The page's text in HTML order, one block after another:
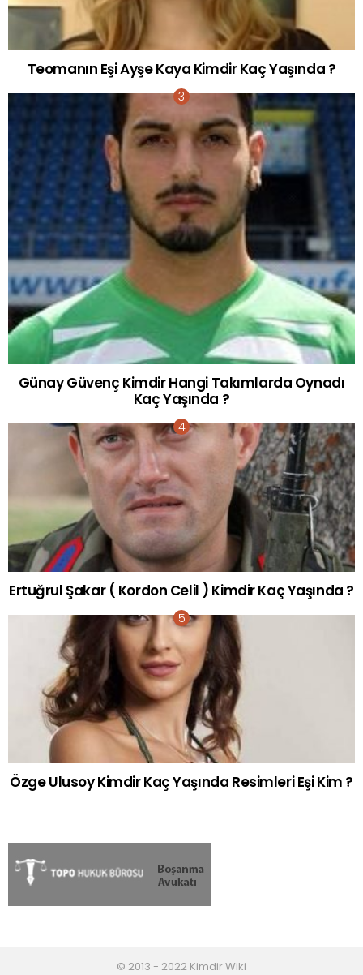
Teomanın Eşi Ayşe Kaya Kimdir Kaç Yaşında ?
Günay Güvenç Kimdir Hangi Takımlarda Oynadı
Kaç Yaşında ?
Ertuğrul Şakar ( Kordon Celil ) Kimdir Kaç Yaşında ?
Özge Ulusoy Kimdir Kaç Yaşında Resimleri Eşi Kim ?
© 2013 - 2022 Kimdir Wiki